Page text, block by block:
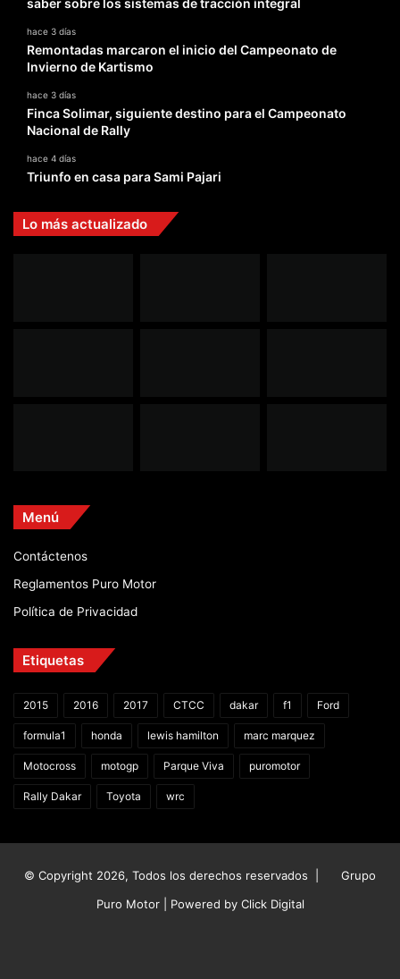
saber sobre los sistemas de tracción integral
hace 3 días
Remontadas marcaron el inicio del Campeonato de
Invierno de Kartismo
hace 3 días
Finca Solimar, siguiente destino para el Campeonato
Nacional de Rally
hace 4 días
Triunfo en casa para Sami Pajari
Lo más actualizado
Menú
Contáctenos
Reglamentos Puro Motor
Política de Privacidad
Etiquetas
2015 2016 2017 CTCC dakar f1 Ford
formula1 honda lewis hamilton marc marquez
Motocross motogp Parque Viva puromotor
Rally Dakar Toyota wrc
© Copyright 2026, Todos los derechos reservados |
Grupo
Puro Motor | Powered by Click Digital